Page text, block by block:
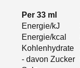
Per 33 ml
Energie/kJ
Energie/kcal
Kohlenhydrate
- davon Zucker